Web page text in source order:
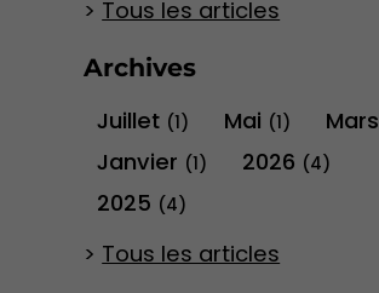
Tous les articles
Archives
Juillet (1) Mai (1) Mars
Janvier (1) 2026 (4)
2025 (4)
Tous les articles